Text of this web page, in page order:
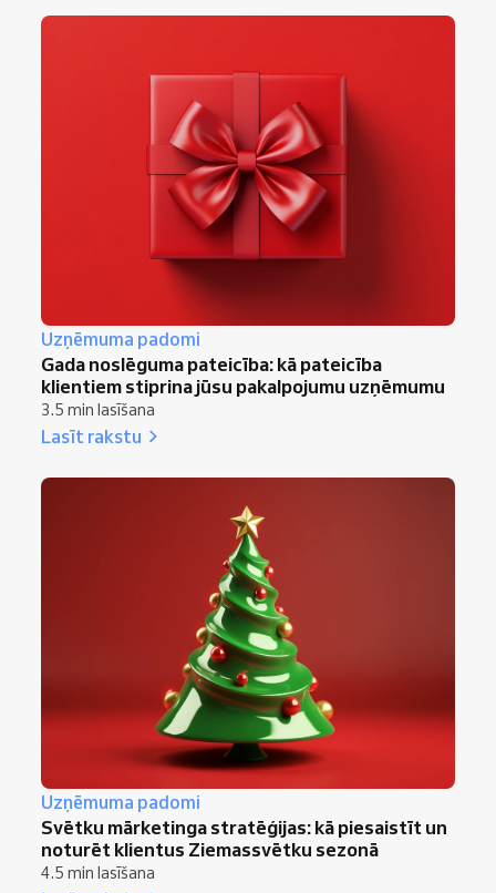
Uzņēmuma padomi
Gada noslēguma pateicība: kā pateicība
klientiem stiprina jūsu pakalpojumu uzņēmumu
3.5 min lasīšana
Lasīt rakstu
Uzņēmuma padomi
Svētku mārketinga stratēģijas: kā piesaistīt un
noturēt klientus Ziemassvētku sezonā
4.5 min lasīšana